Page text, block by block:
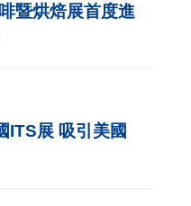
暨烘焙展首度進
ITS展 吸引美國